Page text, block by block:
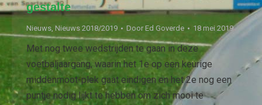
gestalte
Nieuws, Nieuws 2018/2019 DoorEd Goverde 18 mei 2019
Met nog twee wedstrijden te gaan in deze
voetbaljaargang, waarin het 1e op een keurige
middenmoot-plek gaat eindigen en het 2e nog een
puntje nodig lijkt te hebben om zich mooi te